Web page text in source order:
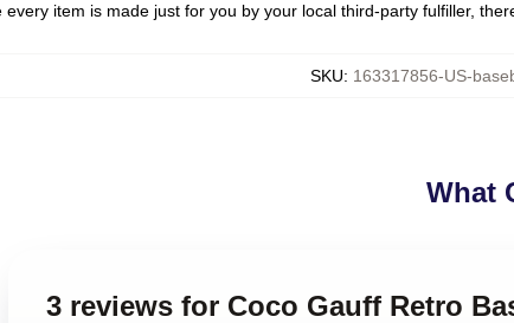
every item is made just for you by your local third-party fulfiller,
SKU: 163317856-US-
What
3 reviews for Coco Gauff Retro